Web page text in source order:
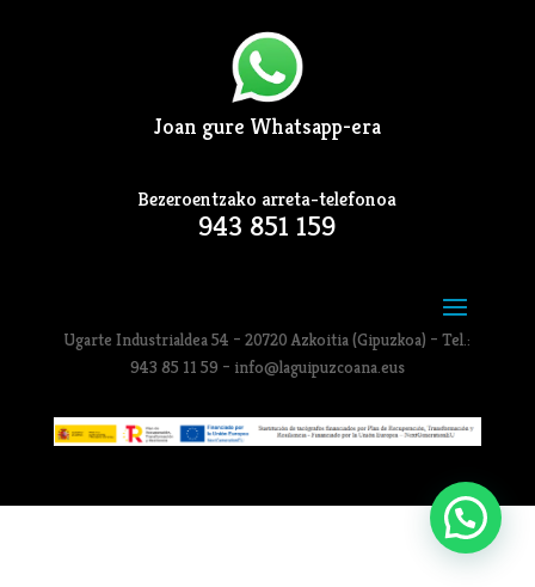
Joan gure Whatsapp-era
Bezeroentzako arreta-telefonoa
943 851 159
Ugarte Industrialdea 54 – 20720 Azkoitia (Gipuzkoa) – Tel.:
943 85 11 59 – info@laguipuzcoana.eus